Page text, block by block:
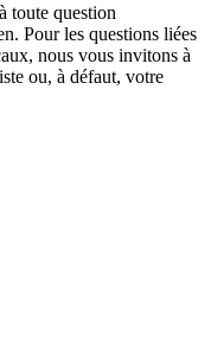
toute question
Pour les questions liées
nous vous invitons à
ou, à défaut, votre